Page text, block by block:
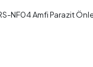
NF04 Amfi Parazit